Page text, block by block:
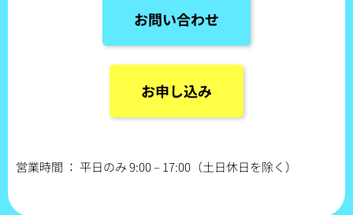
お問い合わせ
お申し込み
営業時間 ： 平日のみ 9:00 – 17:00（土日休日を除く）